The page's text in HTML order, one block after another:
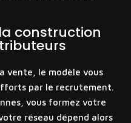
construction
vente, le modèle vous
par le recrutement.
vous formez votre
réseau dépend alors